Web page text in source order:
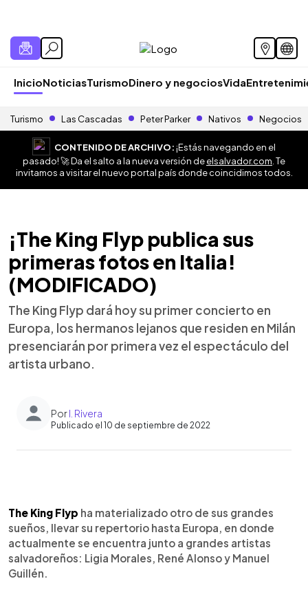
InicioNoticiasTurismoDinero y negociosVida
Turismo Las Cascadas Peter Parker Nativos Negocios
CONTENIDO DE ARCHIVO:¡Estás navegando en el
pasado! 🚀 Da el salto a la nueva versión deelsalvador.com . Te
invitamos a visitar el nuevo portal país donde coincidimos todos.
¡The King Flyp publica sus
primeras fotos en Italia!
(MODIFICADO)
The King Flyp dará hoy su primer concierto en
Europa, los hermanos lejanos que residen en Milán
presenciarán por primera vez el espectáculo del
artista urbano.
PorI. Rivera
Publicado el 10 de septiembre de 2022
Escuchar artículo
The King Flyp ha materializado otro de sus grandes
sueños, llevar su repertorio hasta Europa, en donde
actualmente se encuentra junto a grandes artistas
salvadoreños: Ligia Morales, René Alonso y Manuel
Guillén.